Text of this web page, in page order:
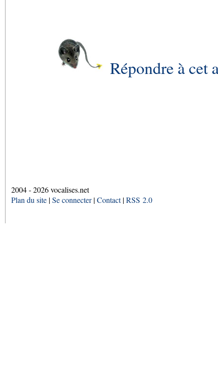
Répondre à cet
2004 - 2026 vocalises.net
Plan du site |Se connecter|Contact|RSS 2.0